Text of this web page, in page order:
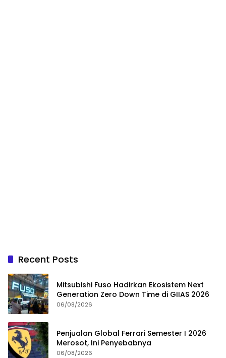
Recent Posts
Mitsubishi Fuso Hadirkan Ekosistem Next
Generation Zero Down Time di GIIAS 2026
06/08/2026
Penjualan Global Ferrari Semester I 2026
Merosot, Ini Penyebabnya
06/08/2026